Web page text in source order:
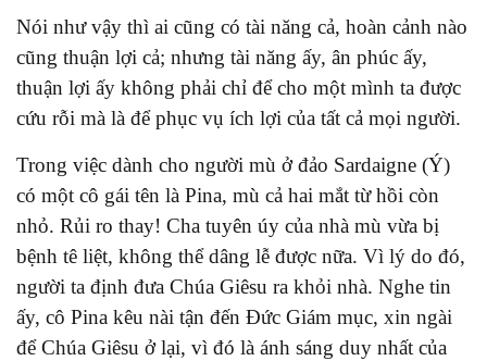
Nói như vậy thì ai cũng có tài năng cả, hoàn cảnh nào
cũng thuận lợi cả; nhưng tài năng ấy, ân phúc ấy,
thuận lợi ấy không phải chỉ để cho một mình ta được
cứu rỗi mà là để phục vụ ích lợi của tất cả mọi người.
Trong việc dành cho người mù ở đảo Sardaigne (Ý)
có một cô gái tên là Pina, mù cả hai mắt từ hồi còn
nhỏ. Rủi ro thay! Cha tuyên úy của nhà mù vừa bị
bệnh tê liệt, không thể dâng lễ được nữa. Vì lý do đó,
người ta định đưa Chúa Giêsu ra khỏi nhà. Nghe tin
ấy, cô Pina kêu nài tận đến Đức Giám mục, xin ngài
để Chúa Giêsu ở lại, vì đó là ánh sáng duy nhất của